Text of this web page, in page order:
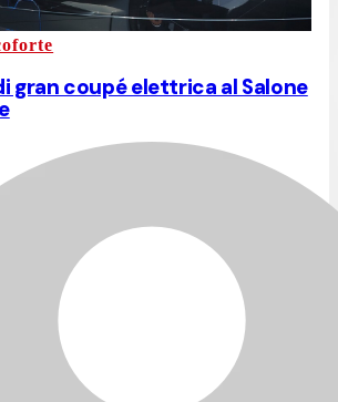
gran coupé elettrica al Salone